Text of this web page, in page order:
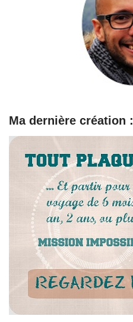
Ma dernière création :